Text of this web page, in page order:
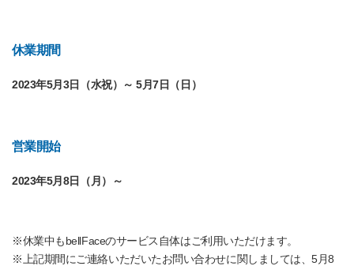
休業期間
2023年5月3日（水祝）～ 5月7日（日）
営業開始
2023年5月8日（月）～
※休業中もbellFaceのサービス自体はご利用いただけます。
※上記期間にご連絡いただいたお問い合わせに関しましては、5月8